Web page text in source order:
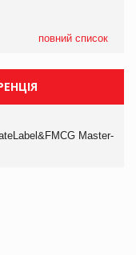
повний список
Master-